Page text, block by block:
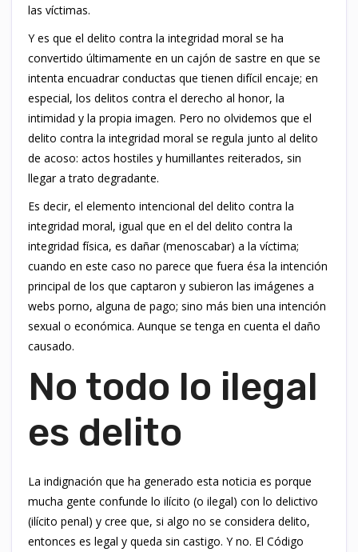
las víctimas.
Y es que el delito contra la integridad moral se ha
convertido últimamente en un cajón de sastre en que se
intenta encuadrar conductas que tienen difícil encaje; en
especial, los delitos contra el derecho al honor, la
intimidad y la propia imagen. Pero no olvidemos que el
delito contra la integridad moral se regula junto al delito
de acoso: actos hostiles y humillantes reiterados, sin
llegar a trato degradante.
Es decir, el elemento intencional del delito contra la
integridad moral, igual que en el del delito contra la
integridad física, es dañar (menoscabar) a la víctima;
cuando en este caso no parece que fuera ésa la intención
principal de los que captaron y subieron las imágenes a
webs porno, alguna de pago; sino más bien una intención
sexual o económica. Aunque se tenga en cuenta el daño
causado.
No todo lo ilegal
es delito
La indignación que ha generado esta noticia es porque
mucha gente confunde lo ilícito (o ilegal) con lo delictivo
(ilícito penal) y cree que, si algo no se considera delito,
entonces es legal y queda sin castigo. Y no. El Código